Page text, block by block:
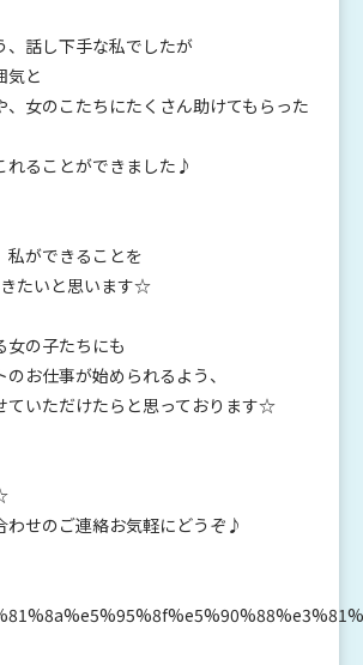
、話し下手な私でしたが
気と
、女のこたちにたくさん助けてもらった
れることができました♪
私ができることを
たいと思います☆
女の子たちにも
お仕事が始められるよう、
ていただけたらと思っております☆
わせのご連絡お気軽にどうぞ♪